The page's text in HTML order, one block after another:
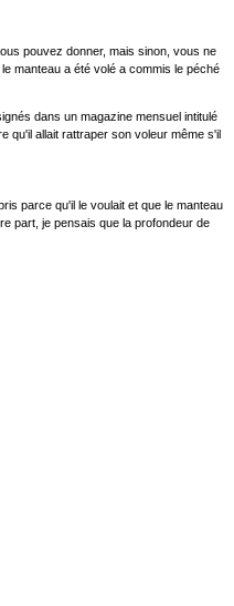
pouvez donner, mais sinon, vous ne
manteau a été volé a commis le péché
dans un magazine mensuel intitulé
qu'il allait rattraper son voleur même s'il
parce qu'il le voulait et que le manteau
part, je pensais que la profondeur de